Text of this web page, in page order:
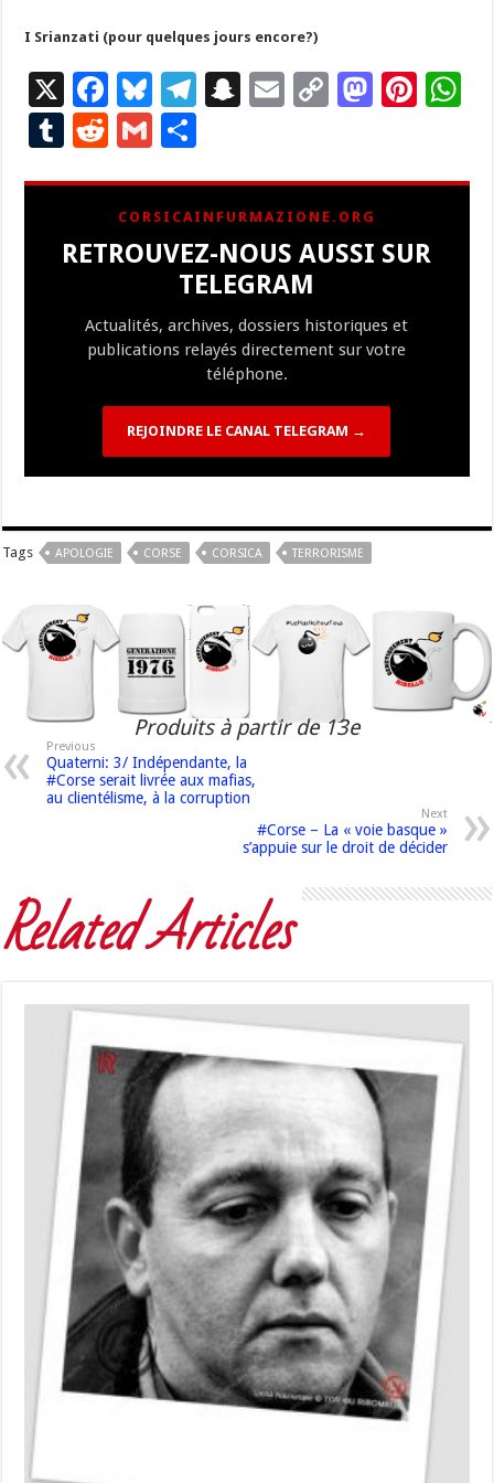
I Srianzati (pour quelques jours encore?)
X
F
ac
e
b
o
o
Bl
u
es
ky
T
gr
a
m
S
p
c
h
at
E
l
C
y
Li
n
M
d
n
Pi
es
T
bl
r
R
d
di
t
G
ai
l
ta
g
er
CORSICAINFURMAZIONE.ORG
RETROUVEZ-NOUS AUSSI SUR
TELEGRAM
Actualités, archives, dossiers historiques et
publications relayés directement sur votre
téléphone.
REJOINDRE LE CANAL TELEGRAM →
Tags APOLOGIE CORSE CORSICA TERRORISME
Produits à partir de 13e
Previous
Quaterni: 3/ Indépendante, la
#Corse serait livrée aux mafias,
au clientélisme, à la corruption
Next
#Corse – La « voie basque »
s’appuie sur le droit de décider
Related Articles